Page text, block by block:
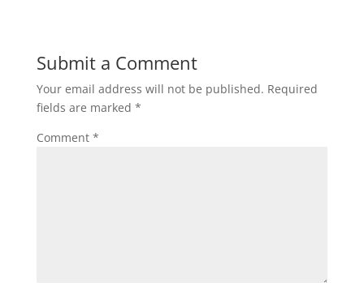
Submit a Comment
Your email address will not be published. Required
fields are marked *
Comment *